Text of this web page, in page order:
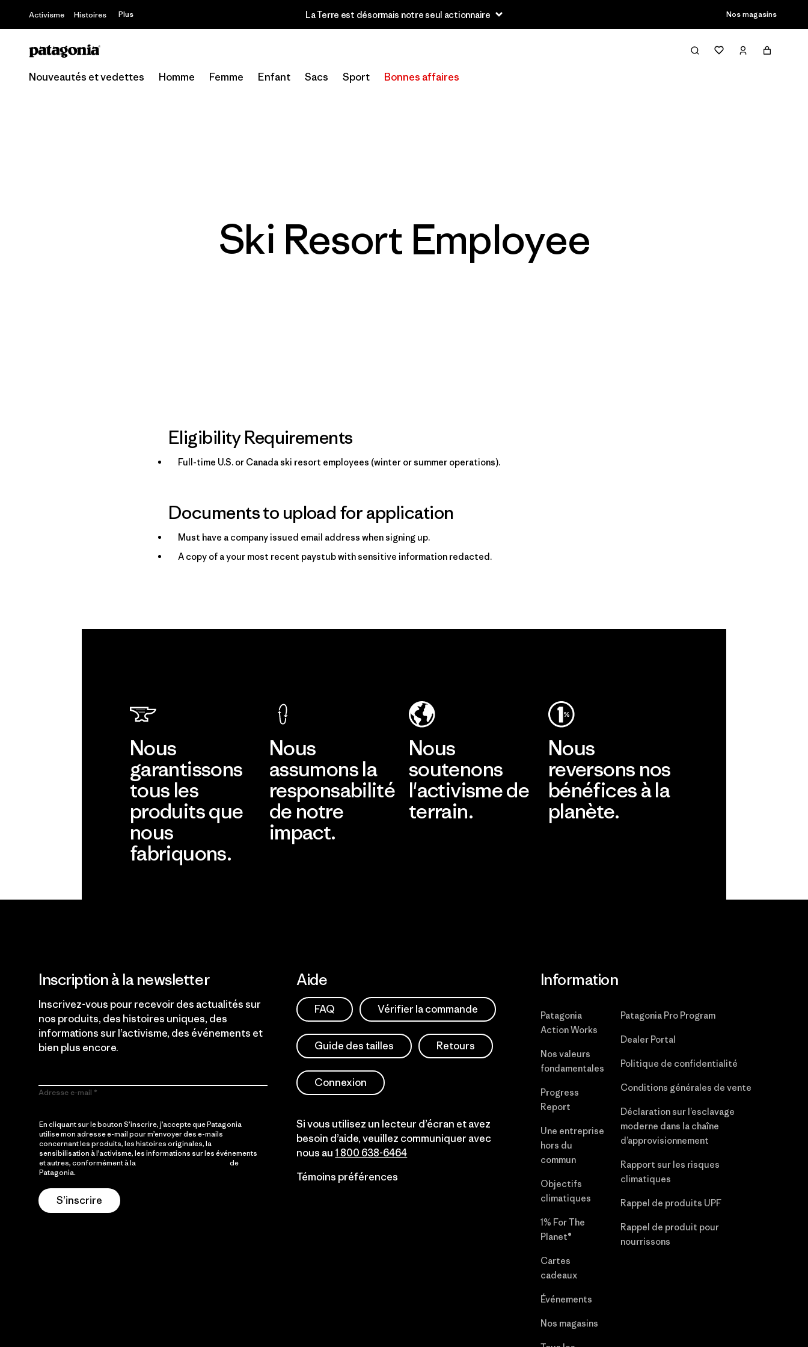
Activisme Histoires Plus La Terre est désormais notre seul actionnaire Nos magasins
Nouveautés et vedettes Homme Femme Enfant Sacs Sport Bonnes affaires
Ski Resort Employee
Eligibility Requirements
Full-time U.S. or Canada ski resort employees (winter or summer operations).
Documents to upload for application
Must have a company issued email address when signing up.
A copy of a your most recent paystub with sensitive information redacted.
Nous
garantissons
tous les
produits que
nous
fabriquons.
Nous
assumons la
responsabilité
de notre
impact.
Nous
soutenons
l'activisme de
terrain.
Nous
reversons nos
bénéfices à la
planète.
Inscription à la newsletter
Inscrivez-vous pour recevoir des actualités sur
nos produits, des histoires uniques, des
informations sur l’activisme, des événements et
bien plus encore.
Adresse e-mail
En cliquant sur le bouton S’inscrire, j’accepte que Patagonia
utilise mon adresse e-mail pour m’envoyer des e-mails
concernant les produits, les histoires originales, la
sensibilisation à l’activisme, les informations sur les événements
et autres, conformément à la
de
Patagonia.
S’inscrire
Aide
FAQ Vérifier la commande
Guide des tailles Retours
Connexion
Si vous utilisez un lecteur d’écran et avez
besoin d’aide, veuillez communiquer avec
nous au1 800 638-6464
Témoins préférences
Information
Patagonia
Action Works
Nos valeurs
fondamentales
Progress
Report
Une entreprise
hors du
commun
Objectifs
climatiques
1% For The
Planet®
Cartes
cadeaux
Événements
Nos magasins
Patagonia Pro Program
Dealer Portal
Politique de confidentialité
Conditions générales de vente
Déclaration sur l’esclavage
moderne dans la chaîne
d’approvisionnement
Rapport sur les risques
climatiques
Rappel de produits UPF
Rappel de produit pour
nourrissons